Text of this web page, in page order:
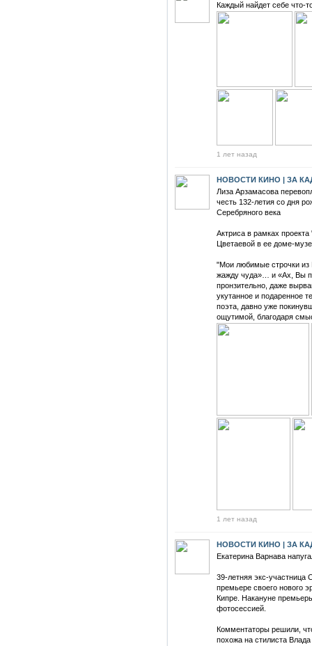
Каждый найдет себе что-
1 лет назад
НОВОСТИ КИНО | ЗА
Лиза Арзамасова
честь 132-летия со дня
Серебряного века
Актриса в рамках
Цветаевой в ее доме-
"Мои любимые строчки из
жажду чуда»… и «Ах, Вы
пронзительно, даже
укутанное и подаренное
поэта, давно уже
ощутимой, благодаря
1 лет назад
НОВОСТИ КИНО | ЗА
Екатерина Варнава
39-летняя экс-участница
премьере своего нового
Кипре. Накануне
фотосессией.
Комментаторы решили,
похожа на стилиста